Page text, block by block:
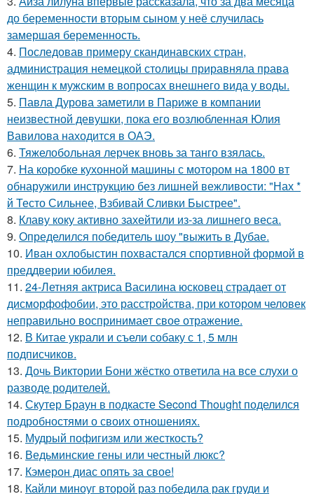
до беременности вторым сыном у неё случилась
замершая беременность.
4. Последовав примеру скандинавских стран,
администрация немецкой столицы приравняла права
женщин к мужским в вопросах внешнего вида у воды.
5. Павла Дурова заметили в Париже в компании
неизвестной девушки, пока его возлюбленная Юлия
Вавилова находится в ОАЭ.
6. Тяжелобольная лерчек вновь за танго взялась.
7. На коробке кухонной машины с мотором на 1800 вт
обнаружили инструкцию без лишней вежливости: "Нах *
й Тесто Сильнее, Взбивай Сливки Быстрее".
8. Клаву коку активно захейтили из-за лишнего веса.
9. Определился победитель шоу "выжить в Дубае.
10. Иван охлобыстин похвастался спортивной формой в
преддверии юбилея.
11. 24-Летняя актриса Василина юсковец страдает от
дисморфофобии, это расстройства, при котором человек
неправильно воспринимает свое отражение.
12. В Китае украли и съели собаку с 1, 5 млн
подписчиков.
13. Дочь Виктории Бони жёстко ответила на все слухи о
разводе родителей.
14. Скутер Браун в подкасте Second Thought поделился
подробностями о своих отношениях.
15. Мудрый пофигизм или жесткость?
16. Ведьминские гены или честный люкс?
17. Кэмерон диас опять за свое!
18. Кайли миноуг второй раз победила рак груди и